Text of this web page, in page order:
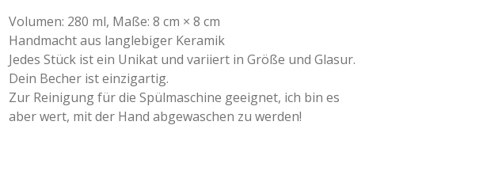
Volumen: 280 ml, Maße: 8 cm × 8 cm
Handmacht aus langlebiger Keramik
Jedes Stück ist ein Unikat und variiert in Größe und Glasur.
Dein Becher ist einzigartig.
Zur Reinigung für die Spülmaschine geeignet, ich bin es
aber wert, mit der Hand abgewaschen zu werden!